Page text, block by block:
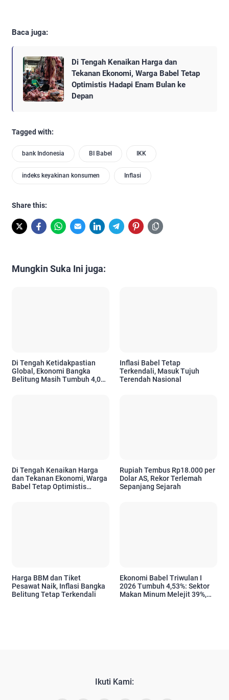
Baca juga:
Di Tengah Kenaikan Harga dan
Tekanan Ekonomi, Warga Babel Tetap
Optimistis Hadapi Enam Bulan ke
Depan
Tagged with:
bank Indonesia BI Babel IKK
indeks keyakinan konsumen Inflasi
Share this:
Mungkin Suka Ini juga:
Di Tengah Ketidakpastian
Global, Ekonomi Bangka
Belitung Masih Tumbuh 4,01
Inflasi Babel Tetap
Terkendali, Masuk Tujuh
Terendah Nasional
Di Tengah Kenaikan Harga
dan Tekanan Ekonomi, Warga
Babel Tetap Optimistis
Rupiah Tembus Rp18.000 per
Dolar AS, Rekor Terlemah
Sepanjang Sejarah
Harga BBM dan Tiket
Pesawat Naik, Inflasi Bangka
Belitung Tetap Terkendali
Ekonomi Babel Triwulan I
2026 Tumbuh 4,53%: Sektor
Makan Minum Melejit 39%,
Ikuti Kami: